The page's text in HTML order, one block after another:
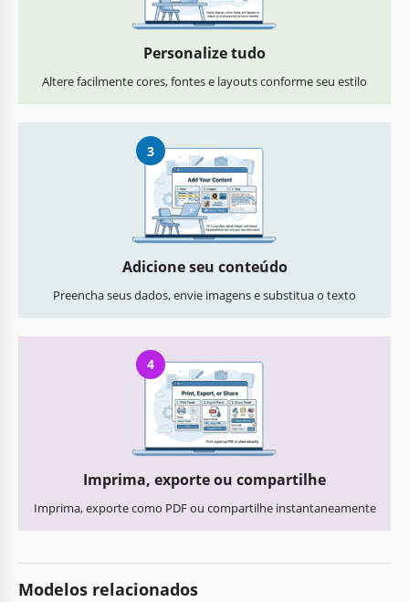
Personalize tudo
Altere facilmente cores, fontes e layouts conforme seu estilo
3
Adicione seu conteúdo
Preencha seus dados, envie imagens e substitua o texto
4
Imprima, exporte ou compartilhe
Imprima, exporte como PDF ou compartilhe instantaneamente
Modelos relacionados